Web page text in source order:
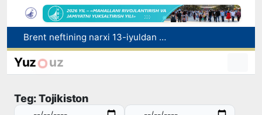
Olmaliqdagi Mis boyitish fabrikasida magistral quvur yorildi
Korrupsiya va firibgarlik bilan bog‘liq holatlar aniqlandi
Brent neftining narxi 13-iyuldan beri ilk bor 1 barrel uchun 79 dollardan pastladi
Yuz uz
Teg: Tojikiston